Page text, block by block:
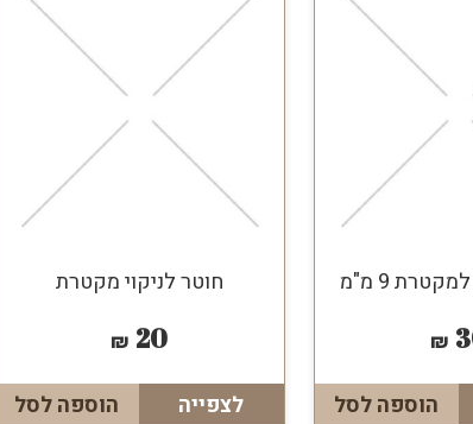
9 מ"מ
₪
הוספה לסל
חוטר לניקוי מקטרת
20
₪
לצפייה הוספה לסל